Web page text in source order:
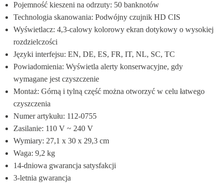
Pojemność kieszeni na odrzuty: 50 banknotów
Technologia skanowania: Podwójny czujnik HD CIS
Wyświetlacz: 4,3-calowy kolorowy ekran dotykowy o wysokiej
rozdzielczości
Języki interfejsu: EN, DE, ES, FR, IT, NL, SC, TC
Powiadomienia: Wyświetla alerty konserwacyjne, gdy
wymagane jest czyszczenie
Montaż: Górną i tylną część można otworzyć w celu łatwego
czyszczenia
Numer artykułu: 112-0755
Zasilanie: 110 V ~ 240 V
Wymiary: 27,1 x 30 x 29,3 cm
Waga: 9,2 kg
14-dniowa gwarancja satysfakcji
3-letnia gwarancja